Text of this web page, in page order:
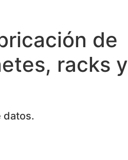
de
racks y
datos.